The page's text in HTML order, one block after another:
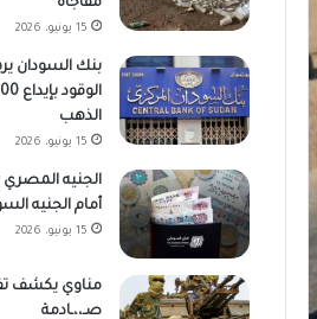
مفاجأة
15 يونيو، 2026
بنك السودان
الذهب
15 يونيو، 2026
الجنيه المصري
أمام الجنيه
15 يونيو، 2026
مناوي يكشف
صـ،،ـادمة